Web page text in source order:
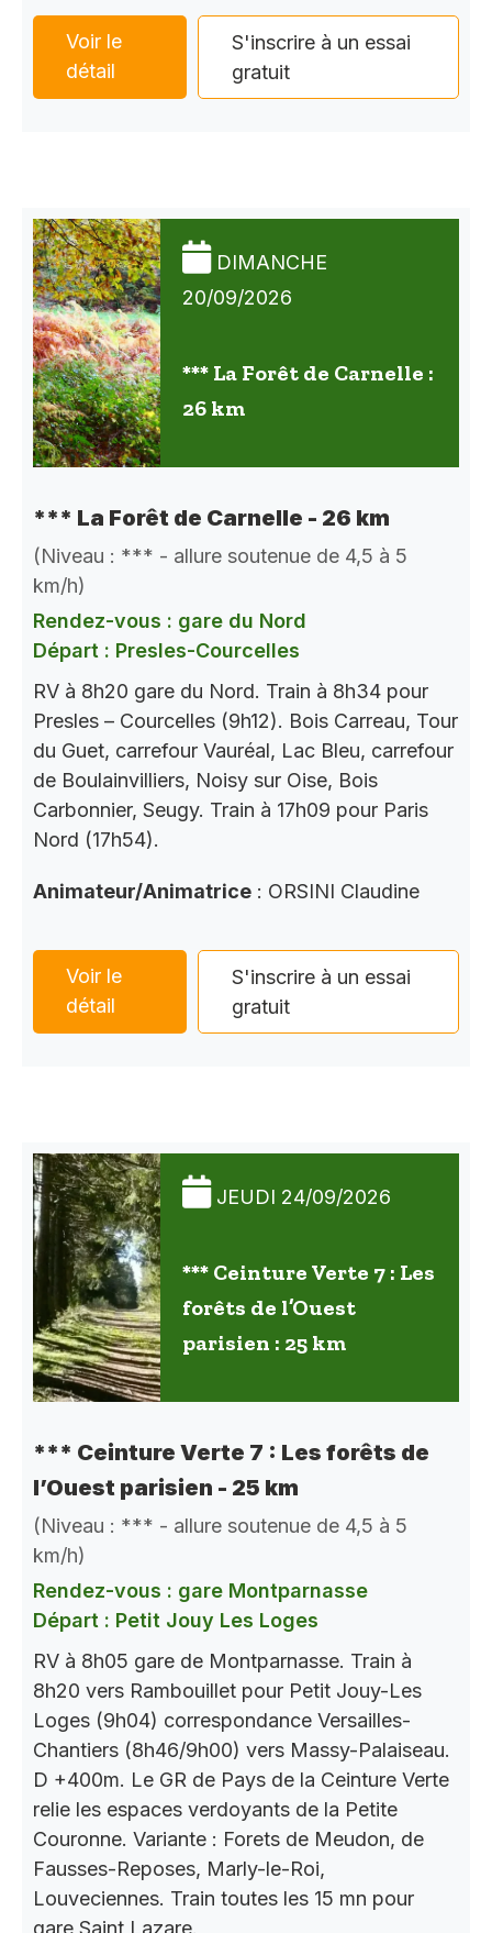
Voir le
détail
S'inscrire à un essai
gratuit
DIMANCHE
20/09/2026
*** La Forêt de Carnelle :
26 km
*** La Forêt de Carnelle - 26 km
(Niveau : *** - allure soutenue de 4,5 à 5
km/h)
Rendez-vous : gare du Nord
Départ : Presles-Courcelles
RV à 8h20 gare du Nord. Train à 8h34 pour
Presles – Courcelles (9h12). Bois Carreau, Tour
du Guet, carrefour Vauréal, Lac Bleu, carrefour
de Boulainvilliers, Noisy sur Oise, Bois
Carbonnier, Seugy. Train à 17h09 pour Paris
Nord (17h54).
Animateur/Animatrice : ORSINI Claudine
Voir le
détail
S'inscrire à un essai
gratuit
JEUDI 24/09/2026
*** Ceinture Verte 7 : Les
forêts de l’Ouest
parisien : 25 km
*** Ceinture Verte 7 : Les forêts de
l’Ouest parisien - 25 km
(Niveau : *** - allure soutenue de 4,5 à 5
km/h)
Rendez-vous : gare Montparnasse
Départ : Petit Jouy Les Loges
RV à 8h05 gare de Montparnasse. Train à
8h20 vers Rambouillet pour Petit Jouy-Les
Loges (9h04) correspondance Versailles-
Chantiers (8h46/9h00) vers Massy-Palaiseau.
D +400m. Le GR de Pays de la Ceinture Verte
relie les espaces verdoyants de la Petite
Couronne. Variante : Forets de Meudon, de
Fausses-Reposes, Marly-le-Roi,
Louveciennes. Train toutes les 15 mn pour
gare Saint Lazare.